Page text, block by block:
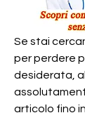
Se stai
per perdere
desiderata,
articolo fino